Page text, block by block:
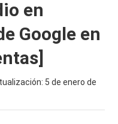
en
Google en
5 de enero de